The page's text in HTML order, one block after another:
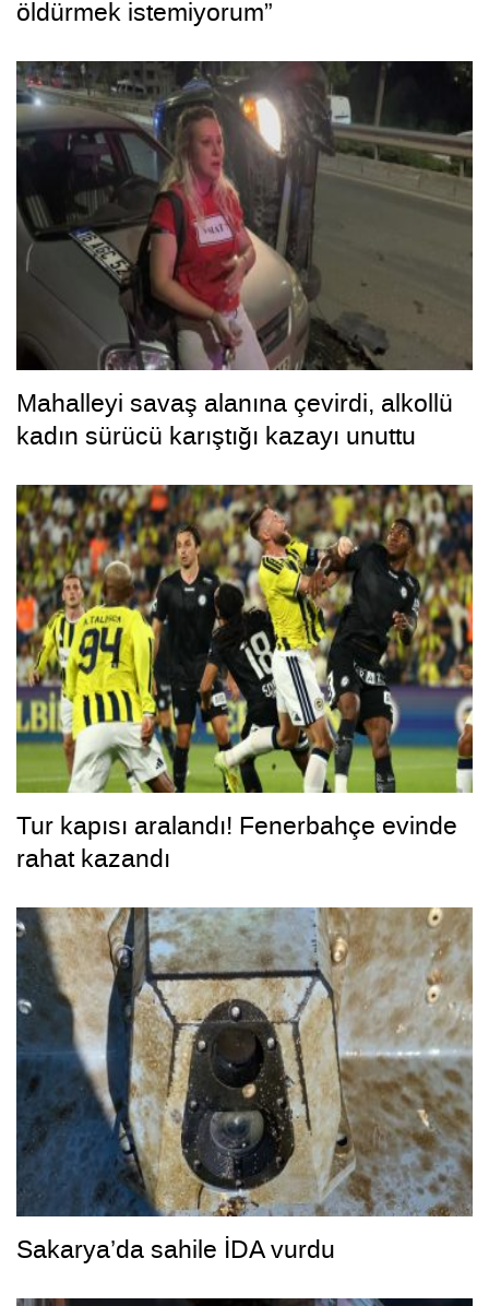
öldürmek istemiyorum”
Mahalleyi savaş alanına çevirdi, alkollü
kadın sürücü karıştığı kazayı unuttu
Tur kapısı aralandı! Fenerbahçe evinde
rahat kazandı
Sakarya’da sahile İDA vurdu